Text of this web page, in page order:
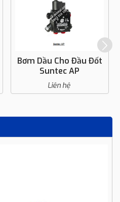
Bơm Dầu Cho Đầu Đốt
Suntec AP
Liên hệ